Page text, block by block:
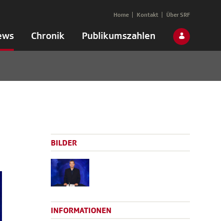
Chronik Publikumszahlen
Home Kontakt Über SRF
BILDER
INFORMATIONEN